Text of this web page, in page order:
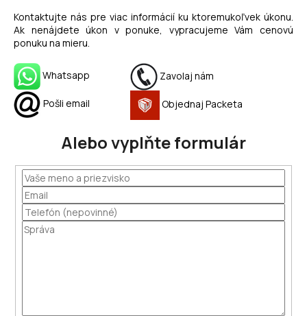
Kontaktujte nás pre viac informácií ku ktoremukoľvek úkonu.
Ak nenájdete úkon v ponuke, vypracujeme Vám cenovú
ponuku na mieru.
Whatsapp Zavolaj nám
Pošli email Objednaj Packeta
Alebo vyplňte formulár